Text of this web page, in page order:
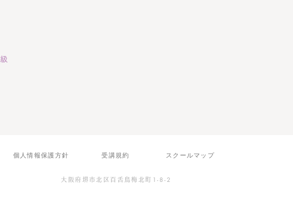
個人情報保護方針 受講規約 スクールマップ
大阪府堺市北区百舌鳥梅北町 1-8-2